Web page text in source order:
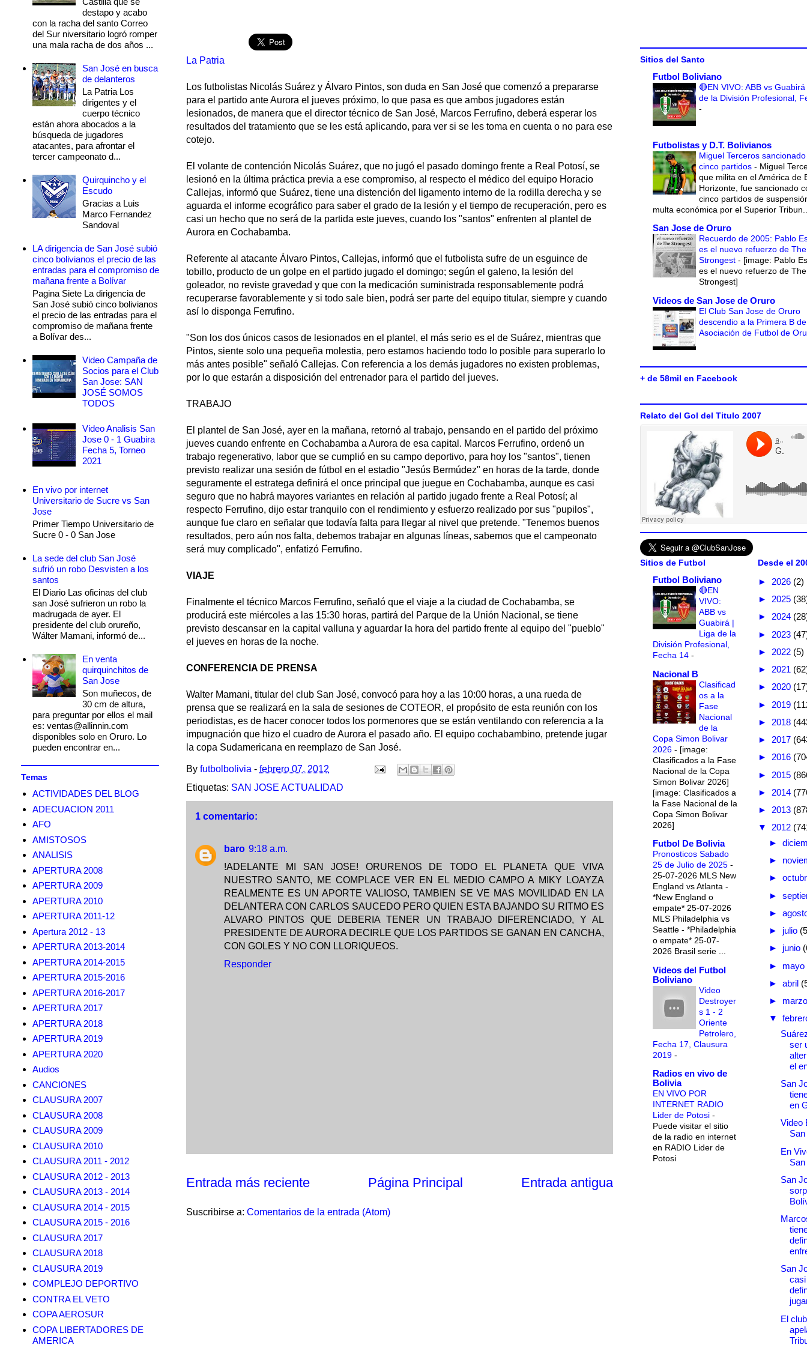
La Patria
Los futbolistas Nicolás Suárez y Álvaro Pintos, son duda en San José que comenzó a prepararse
para el partido ante Aurora el jueves próximo, lo que pasa es que ambos jugadores están
lesionados, de manera que el director técnico de San José, Marcos Ferrufino, deberá esperar los
resultados del tratamiento que se les está aplicando, para ver si se les toma en cuenta o no para ese
cotejo.
El volante de contención Nicolás Suárez, que no jugó el pasado domingo frente a Real Potosí, se
lesionó en la última práctica previa a ese compromiso, al respecto el médico del equipo Horacio
Callejas, informó que Suárez, tiene una distención del ligamento interno de la rodilla derecha y se
aguarda el informe ecográfico para saber el grado de la lesión y el tiempo de recuperación, pero es
casi un hecho que no será de la partida este jueves, cuando los "santos" enfrenten al plantel de
Aurora en Cochabamba.
Referente al atacante Álvaro Pintos, Callejas, informó que el futbolista sufre de un esguince de
tobillo, producto de un golpe en el partido jugado el domingo; según el galeno, la lesión del
goleador, no reviste gravedad y que con la medicación suministrada responsablemente podrá
recuperarse favorablemente y si todo sale bien, podrá ser parte del equipo titular, siempre y cuando
así lo disponga Ferrufino.
"Son los dos únicos casos de lesionados en el plantel, el más serio es el de Suárez, mientras que
Pintos, siente solo una pequeña molestia, pero estamos haciendo todo lo posible para superarlo lo
más antes posible" señaló Callejas. Con referencia a los demás jugadores no existen problemas,
por lo que estarán a disposición del entrenador para el partido del jueves.
TRABAJO
El plantel de San José, ayer en la mañana, retornó al trabajo, pensando en el partido del próximo
jueves cuando enfrente en Cochabamba a Aurora de esa capital. Marcos Ferrufino, ordenó un
trabajo regenerativo, labor que se cumplió en su campo deportivo, para hoy los "santos", tienen
previsto realizar una sesión de fútbol en el estadio "Jesús Bermúdez" en horas de la tarde, donde
seguramente el estratega definirá el once principal que juegue en Cochabamba, aunque es casi
seguro que no habrá mayores variantes en relación al partido jugado frente a Real Potosí; al
respecto Ferrufino, dijo estar tranquilo con el rendimiento y esfuerzo realizado por sus "pupilos",
aunque fue claro en señalar que todavía falta para llegar al nivel que pretende. "Tenemos buenos
resultados, pero aún nos falta, debemos trabajar en algunas líneas, sabemos que el campeonato
será muy complicado", enfatizó Ferrufino.
VIAJE
Finalmente el técnico Marcos Ferrufino, señaló que el viaje a la ciudad de Cochabamba, se
producirá este miércoles a las 15:30 horas, partirá del Parque de la Unión Nacional, se tiene
previsto descansar en la capital valluna y aguardar la hora del partido frente al equipo del "pueblo"
el jueves en horas de la noche.
CONFERENCIA DE PRENSA
Walter Mamani, titular del club San José, convocó para hoy a las 10:00 horas, a una rueda de
prensa que se realizará en la sala de sesiones de COTEOR, el propósito de esta reunión con los
periodistas, es de hacer conocer todos los pormenores que se están ventilando con referencia a la
impugnación que hizo el cuadro de Aurora el pasado año. El equipo cochabambino, pretende jugar
la copa Sudamericana en reemplazo de San José.
By futbolbolivia - febrero 07, 2012
Etiquetas: SAN JOSE ACTUALIDAD
1 comentario:
baro 9:18 a.m.
!ADELANTE MI SAN JOSE! ORURENOS DE TODO EL PLANETA QUE VIVA
NUESTRO SANTO, ME COMPLACE VER EN EL MEDIO CAMPO A MIKY LOAYZA
REALMENTE ES UN APORTE VALIOSO, TAMBIEN SE VE MAS MOVILIDAD EN LA
DELANTERA CON CARLOS SAUCEDO PERO QUIEN ESTA BAJANDO SU RITMO ES
ALVARO PINTOS QUE DEBERIA TENER UN TRABAJO DIFERENCIADO, Y AL
PRESIDENTE DE AURORA DECIRLE QUE LOS PARTIDOS SE GANAN EN CANCHA,
CON GOLES Y NO CON LLORIQUEOS.
Responder
Entrada más reciente Entrada antigua
Página Principal
Suscribirse a: Comentarios de la entrada (Atom)
destapo y acabo
con la racha del santo Correo
del Sur niversitario logró romper
una mala racha de dos años ...
San José en busca
de delanteros
La Patria Los
dirigentes y el
cuerpo técnico
están ahora abocados a la
búsqueda de jugadores
atacantes, para afrontar el
tercer campeonato d...
Quirquincho y el
Escudo
Gracias a Luis
Marco Fernandez
Sandoval
LA dirigencia de San José subió
cinco bolivianos el precio de las
entradas para el compromiso de
mañana frente a Bolívar
Pagina Siete La dirigencia de
San José subió cinco bolivianos
el precio de las entradas para el
compromiso de mañana frente
a Bolívar des...
Video Campaña de
Socios para el Club
San Jose: SAN
JOSÉ SOMOS
TODOS
Video Analisis San
Jose 0 - 1 Guabira
Fecha 5, Torneo
2021
En vivo por internet
Universitario de Sucre vs San
Jose
Primer Tiempo Universitario de
Sucre 0 - 0 San Jose
La sede del club San José
sufrió un robo Desvisten a los
santos
El Diario Las oficinas del club
san José sufrieron un robo la
madrugada de ayer. El
presidente del club orureño,
Wálter Mamani, informó de...
En venta
quirquinchitos de
San Jose
Son muñecos, de
30 cm de altura,
para preguntar por ellos el mail
es: ventas@allinnin.com
disponibles solo en Oruro. Lo
pueden encontrar en...
Temas
ACTIVIDADES DEL BLOG
ADECUACION 2011
AFO
AMISTOSOS
ANALISIS
APERTURA 2008
APERTURA 2009
APERTURA 2010
APERTURA 2011-12
Apertura 2012 - 13
APERTURA 2013-2014
APERTURA 2014-2015
APERTURA 2015-2016
APERTURA 2016-2017
APERTURA 2017
APERTURA 2018
APERTURA 2019
APERTURA 2020
Audios
CANCIONES
CLAUSURA 2007
CLAUSURA 2008
CLAUSURA 2009
CLAUSURA 2010
CLAUSURA 2011 - 2012
CLAUSURA 2012 - 2013
CLAUSURA 2013 - 2014
CLAUSURA 2014 - 2015
CLAUSURA 2015 - 2016
CLAUSURA 2017
CLAUSURA 2018
CLAUSURA 2019
COMPLEJO DEPORTIVO
CONTRA EL VETO
COPA AEROSUR
COPA LIBERTADORES DE
AMERICA
Sitios del Santo
Futbol Boliviano
🔴EN VIVO: ABB vs
de la División Profesional,
-
Futbolistas y D.T. Bolivianos
Miguel Terceros
cinco partidos - Miguel
que milita en el América de
Horizonte, fue sancionado
cinco partidos de
multa económica por el Superior
San Jose de Oruro
Recuerdo de 2005: Pablo
es el nuevo refuerzo de The
Strongest - [image: Pablo
es el nuevo refuerzo de The
Strongest]
Videos de San Jose de Oruro
El Club San Jose de Oruro
descendio a la Primera B
Asociación de Futbol de
+ de 58mil en Facebook
Relato del Gol del Titulo 2007
Sitios de Futbol
Futbol Boliviano
🔴EN
VIVO:
ABB vs
Guabirá |
Liga de la
División Profesional,
Fecha 14 -
Nacional B
Clasificad
os a la
Fase
Nacional
de la
Copa Simon Bolivar
2026 - [image:
Clasificados a la Fase
Nacional de la Copa
Simon Bolivar 2026]
[image: Clasificados a
la Fase Nacional de la
Copa Simon Bolivar
2026]
Futbol De Bolivia
Pronosticos Sabado
25 de Julio de 2025 -
25-07-2026 MLS New
England vs Atlanta -
*New England o
empate* 25-07-2026
MLS Philadelphia vs
Seattle - *Philadelphia
o empate* 25-07-
2026 Brasil serie ...
Videos del Futbol
Boliviano
Video
Destroyer
s 1 - 2
Oriente
Petrolero,
Fecha 17, Clausura
2019 -
Radios en vivo de
Bolivia
EN VIVO POR
INTERNET RADIO
Lider de Potosi -
Puede visitar el sitio
de la radio en internet
en RADIO Lider de
Potosi
Desde el
► 2026 (2)
► 2025
► 2024
► 2023
► 2022 (5)
► 2021
► 2020
► 2019
► 2018
► 2017
► 2016
► 2015
► 2014
► 2013
▼ 2012
►
►
►
►
►
► julio
► junio
► mayo
► abril
►
▼
ser
el
San
en
Video
En
San
San
casi
El